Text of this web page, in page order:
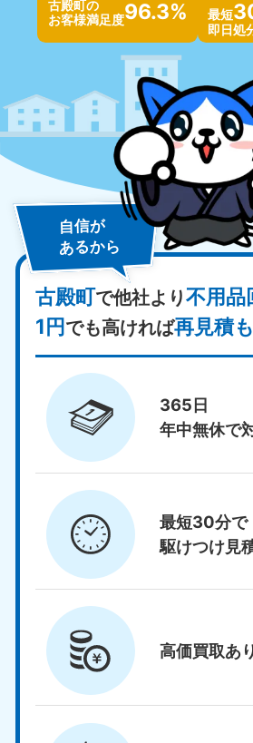
古殿町の
お客様満足度96.3%
最短
即日処
自信が
あるから
古殿町で他社より不用品
1円でも高ければ再見積
365日
年中無休で
最短30分で
駆けつけ見
高価買取あ